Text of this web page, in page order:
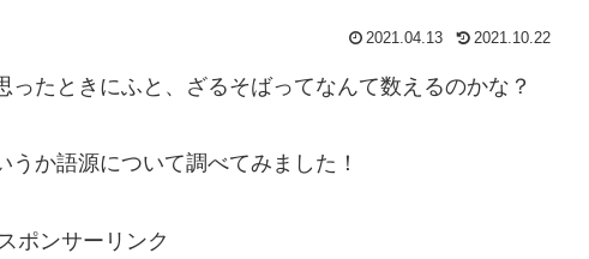
2021.04.13 2021.10.22
たときにふと、ざるそばってなんて数えるのかな？
か語源について調べてみました！
スポンサーリンク